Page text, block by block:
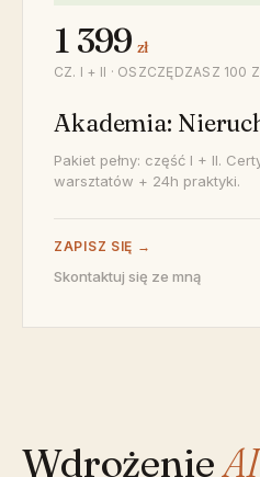
1 399 zł
CZ. I + II · OSZCZĘDZASZ 100
Akademia:
Pakiet pełny: część I + II.
warsztatów + 24h praktyki.
ZAPISZ SIĘ →
Skontaktuj się ze mną
WdrożenieAI